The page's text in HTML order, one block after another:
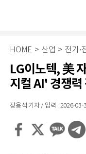
HOME > 산업 > 전기·
LG이노텍, 美
지컬 AI' 경쟁력
장용석 기자 / 입력 : 2026-03-